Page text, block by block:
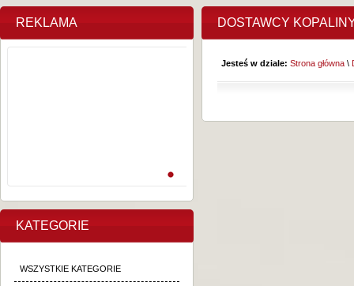
REKLAMA
KATEGORIE
WSZYSTKIE KATEGORIE
DOSTAWCY
Jesteś w dziale: Strona główna \